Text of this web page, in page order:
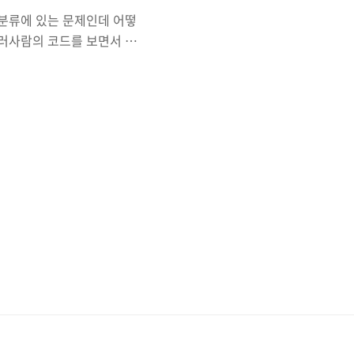
류에 있는 문제인데 어떻
사람의 코드를 보면서 생
기 좋은 문제들이 나오